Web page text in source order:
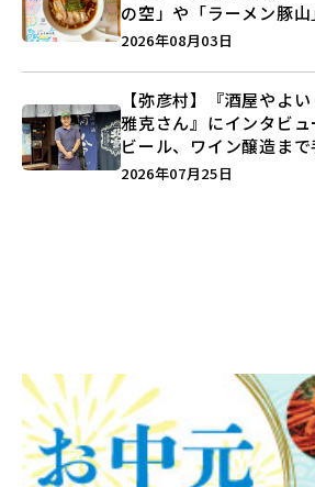
の空」や「ラーメン豚
注目記事をランキングで
2026年08月03日
【弥彦村】『酒屋やよ
雅克さん』にインタビ
ビール、ワイン醸造ま
史”に迫る♪
2026年07月25日